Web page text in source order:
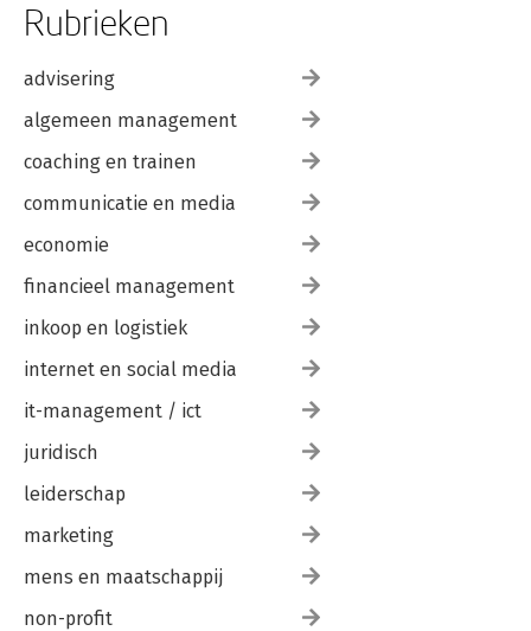
Rubrieken
advisering
algemeen management
coaching en trainen
communicatie en media
economie
financieel management
inkoop en logistiek
internet en social media
it-management / ict
juridisch
leiderschap
marketing
mens en maatschappij
non-profit